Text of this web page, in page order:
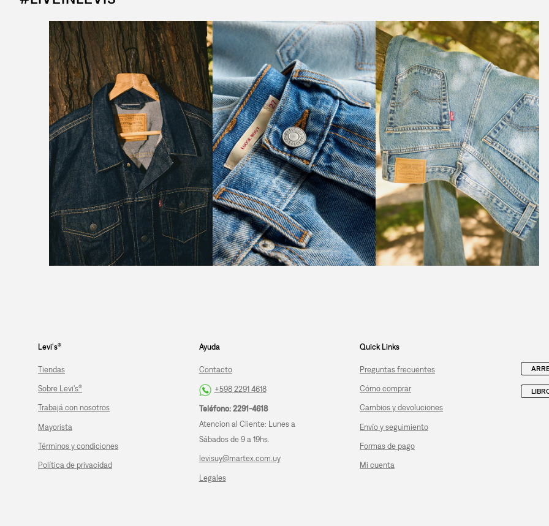
Levi's®
Tiendas
Sobre Levi's®
Trabajá con nosotros
Mayorista
Términos y condiciones
Política de privacidad
Ayuda
Contacto
+598 2291 4618
Teléfono: 2291-4618
Atencion al Cliente: Lunes a
Sábados de 9 a 19hs.
levisuy@martex.com.uy
Legales
Quick Links
Preguntas frecuentes
Cómo comprar
Cambios y devoluciones
Envío y seguimiento
Formas de pago
Mi cuenta